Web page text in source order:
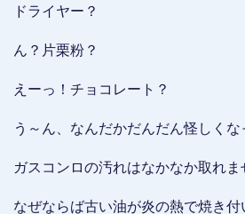
ドライヤー？
ん？片栗粉？
えーっ！チョコレート？
う～ん、なんだかだんだん怪しくな
ガスコンロの汚れはなかなか取れま
なぜならば古い油が炎の熱で焼き